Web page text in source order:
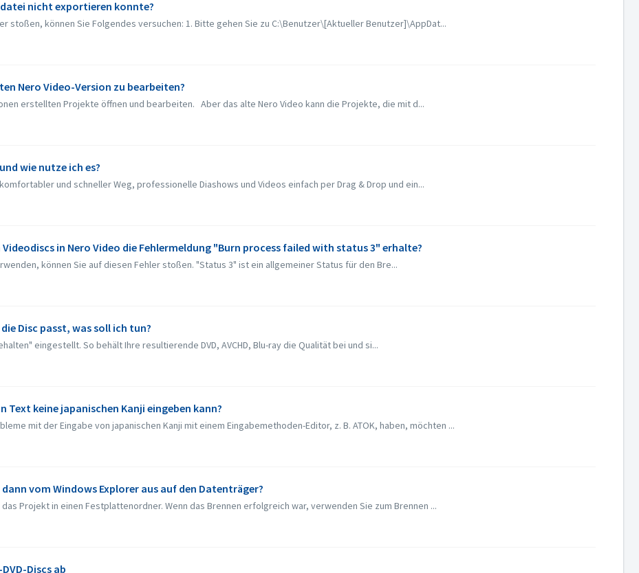
nicht exportieren konnte?
stoßen, können Sie Folgendes versuchen: 1. Bitte gehen Sie zu C:\Benutzer\[Aktueller Benutzer]\AppDat...
Nero Video-Version zu bearbeiten?
erstellten Projekte öffnen und bearbeiten. Aber das alte Nero Video kann die Projekte, die mit d...
wie nutze ich es?
und schneller Weg, professionelle Diashows und Videos einfach per Drag & Drop und ein...
in Nero Video die Fehlermeldung "Burn process failed with status 3" erhalte?
können Sie auf diesen Fehler stoßen. "Status 3" ist ein allgemeiner Status für den Bre...
Disc passt, was soll ich tun?
eingestellt. So behält Ihre resultierende DVD, AVCHD, Blu-ray die Qualität bei und si...
Text keine japanischen Kanji eingeben kann?
mit der Eingabe von japanischen Kanji mit einem Eingabemethoden-Editor, z. B. ATOK, haben, möchten ...
vom Windows Explorer aus auf den Datenträger?
Projekt in einen Festplattenordner. Wenn das Brennen erfolgreich war, verwenden Sie zum Brennen ...
Discs ab